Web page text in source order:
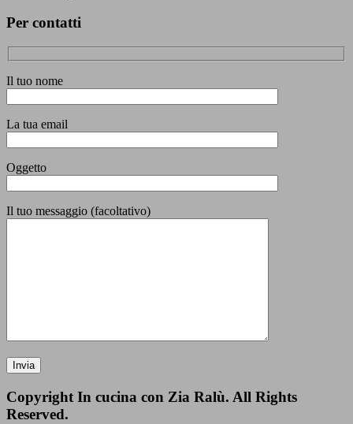
Per contatti
Il tuo nome
La tua email
Oggetto
Il tuo messaggio (facoltativo)
Copyright In cucina con Zia Ralù. All Rights
Reserved.